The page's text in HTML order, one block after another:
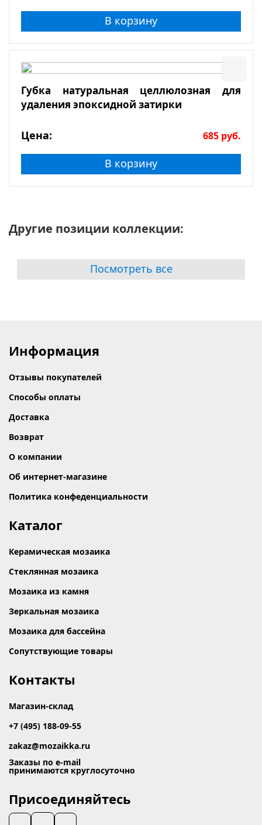
В корзину
Губка натуральная целлюлозная для
удаления эпоксидной затирки
Цена: 685 руб.
В корзину
Другие позиции коллекции:
Посмотреть все
Информация
Отзывы покупателей
Способы оплаты
Доставка
Возврат
О компании
Об интернет-магазине
Политика конфеденциальности
Каталог
Керамическая мозаика
Стеклянная мозаика
Мозаика из камня
Зеркальная мозаика
Мозаика для бассейна
Сопутствующие товары
Контакты
Магазин-склад
+7 (495) 188-09-55
zakaz@mozaikka.ru
Заказы по e-mail
принимаются круглосуточно
Присоединяйтесь